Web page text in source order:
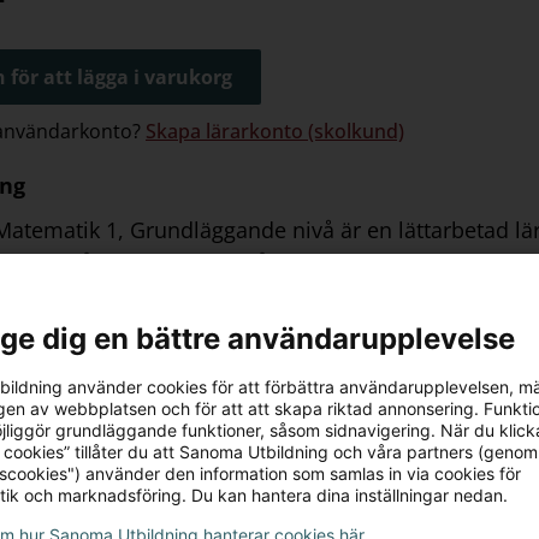
för att lägga i varukorg
Skapa lärarkonto (skolkund)
1, Grundläggande nivå är en lättarbetad
innehållet till och med åk 6. Här tränar eleven
i boken. Till varje avsnitt finns dessutom
resonemang och kommunikation. Fokus
momenten. Stilen är medvetet vuxen, språket
Matematik fungerar lika bra för elever inom
som behöver repetera eller reparera
1, Grundläggande nivå är skriven med struktur och
är på lättläst svenska, väl anpassad för elever
en vuxen läsare.
dig en bättre användarupplevelse
använder cookies för att förbättra användarupplevelsen,
av webbplatsen och för att att skapa riktad annonsering.
grundläggande funktioner, såsom sidnavigering. När du
cookies” tillåter du att Sanoma Utbildning och våra partners
använder den information som samlas in via cookies för
och marknadsföring. Du kan hantera dina inställningar nedan.
hur Sanoma Utbildning hanterar cookies här